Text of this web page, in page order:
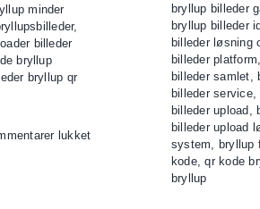
minder
,
billeder
bryllup
bryllup qr
lukkettil
bryllup billeder
bryllup billeder
billeder løsning
billeder platform,
billeder samlet,
billeder service,
billeder upload ,
billeder upload
system, bryllup
kode,qr kode
bryllup